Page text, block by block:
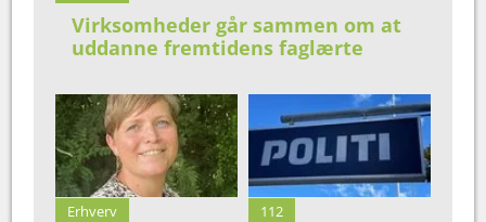
Virksomheder går sammen om at
uddanne fremtidens faglærte
Erhverv 112